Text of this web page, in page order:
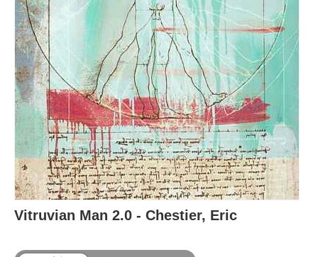
Vitruvian Man 2.0 - Chestier, Eric